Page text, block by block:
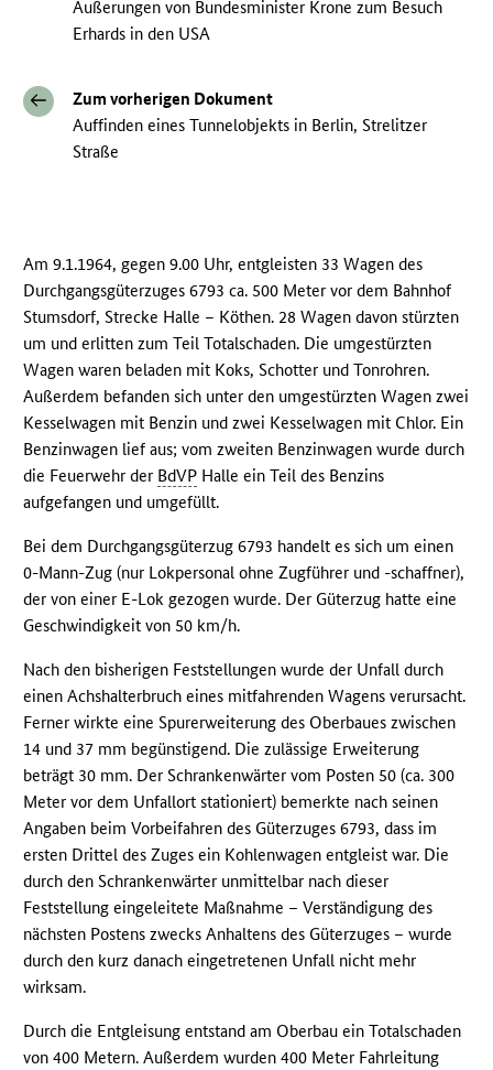
Äußerungen von Bundesminister Krone zum Besuch
Erhards in den USA
Zum vorherigen Dokument
Auffinden eines Tunnelobjekts in Berlin, Strelitzer
Straße
Am 9.1.1964, gegen 9.00 Uhr, entgleisten 33 Wagen des
Durchgangsgüterzuges 6793 ca. 500 Meter vor dem Bahnhof
Stumsdorf, Strecke Halle – Köthen. 28 Wagen davon stürzten
um und erlitten zum Teil Totalschaden. Die umgestürzten
Wagen waren beladen mit Koks, Schotter und Tonrohren.
Außerdem befanden sich unter den umgestürzten Wagen zwei
Kesselwagen mit Benzin und zwei Kesselwagen mit Chlor. Ein
Benzinwagen lief aus; vom zweiten Benzinwagen wurde durch
die Feuerwehr der BdVP Halle ein Teil des Benzins
aufgefangen und umgefüllt.
Bei dem Durchgangsgüterzug 6793 handelt es sich um einen
0-Mann-Zug (nur Lokpersonal ohne Zugführer und -schaffner),
der von einer E-Lok gezogen wurde. Der Güterzug hatte eine
Geschwindigkeit von 50 km/h.
Nach den bisherigen Feststellungen wurde der Unfall durch
einen Achshalterbruch eines mitfahrenden Wagens verursacht.
Ferner wirkte eine Spurerweiterung des Oberbaues zwischen
14 und 37 mm begünstigend. Die zulässige Erweiterung
beträgt 30 mm. Der Schrankenwärter vom Posten 50 (ca. 300
Meter vor dem Unfallort stationiert) bemerkte nach seinen
Angaben beim Vorbeifahren des Güterzuges 6793, dass im
ersten Drittel des Zuges ein Kohlenwagen entgleist war. Die
durch den Schrankenwärter unmittelbar nach dieser
Feststellung eingeleitete Maßnahme – Verständigung des
nächsten Postens zwecks Anhaltens des Güterzuges – wurde
durch den kurz danach eingetretenen Unfall nicht mehr
wirksam.
Durch die Entgleisung entstand am Oberbau ein Totalschaden
von 400 Metern. Außerdem wurden 400 Meter Fahrleitung